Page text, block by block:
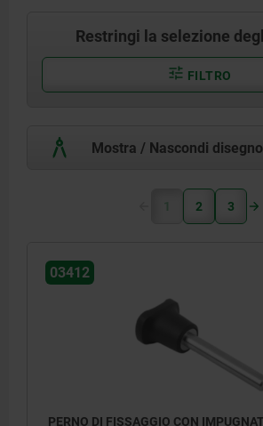
Restringi la selezione
FILTRO
Mostra / Nascondi disegno
1 2 3
03412
PERNO DI FISSAGGIO CON